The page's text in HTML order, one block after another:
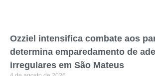
Ozziel intensifica combate aos
determina emparedamento de
irregulares em São Mateus